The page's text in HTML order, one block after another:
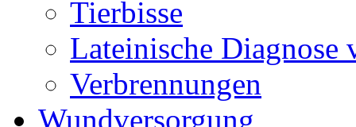
Tierbisse
Lateinische Diagnose
Verbrennungen
Wundversorgung